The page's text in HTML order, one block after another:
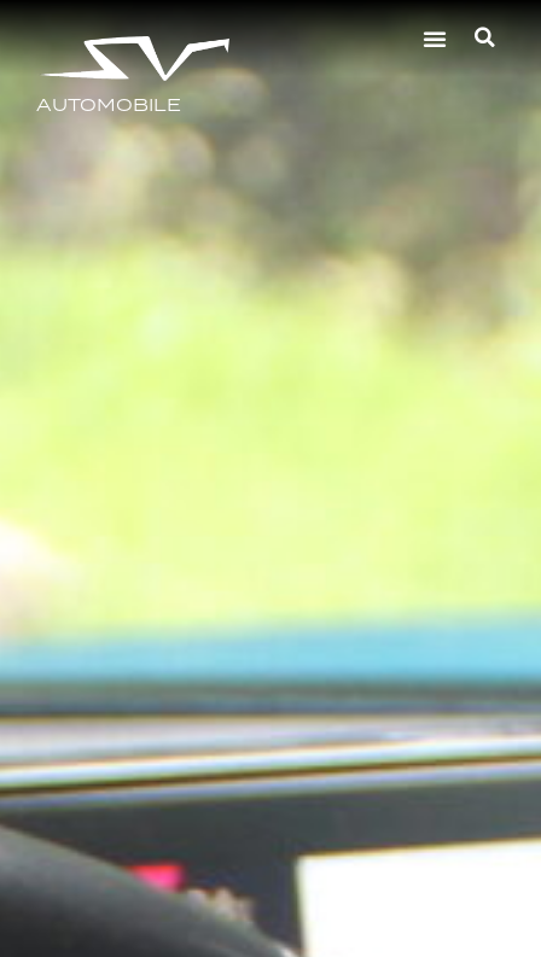
AUTOMOBILE